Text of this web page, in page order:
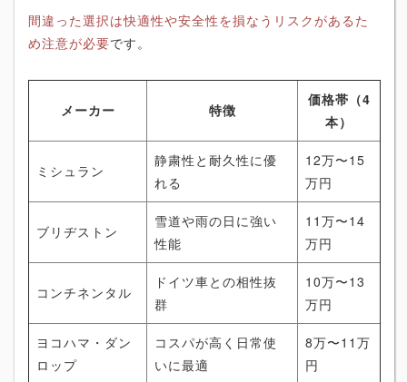
間違った選択は快適性や安全性を損なうリスクがあるた
め注意が必要です。
メーカー 特徴
価格帯（4
本）
ミシュラン
静粛性と耐久性に優
れる
12万〜15
万円
ブリヂストン
雪道や雨の日に強い
性能
11万〜14
万円
コンチネンタル
ドイツ車との相性抜
群
10万〜13
万円
ヨコハマ・ダン
ロップ
コスパが高く日常使
いに最適
8万〜11万
円